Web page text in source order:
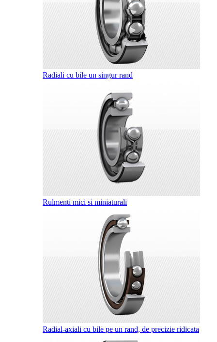
Radiali cu bile un singur rand
Rulmenti mici si miniaturali
Radial-axiali cu bile pe un rand, de precizie ridicata